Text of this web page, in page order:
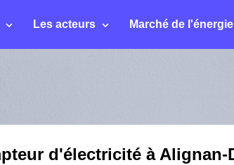
Les acteurs Marché de l'énergie